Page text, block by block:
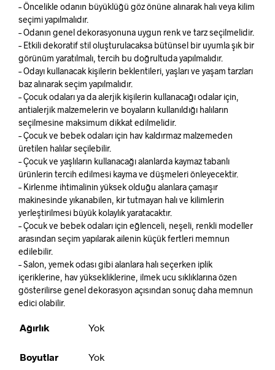
– Öncelikle odanın büyüklüğü göz önüne alınarak halı veya kilim
seçimi yapılmalıdır.
– Odanın genel dekorasyonuna uygun renk ve tarz seçilmelidir.
– Etkili dekoratif stil oluşturulacaksa bütünsel bir uyumla şık bir
görünüm yaratılmalı, tercih bu doğrultuda yapılmalıdır.
– Odayı kullanacak kişilerin beklentileri, yaşları ve yaşam tarzları
baz alınarak seçim yapılmalıdır.
– Çocuk odaları ya da alerjik kişilerin kullanacağı odalar için,
antialerjik malzemelerin ve boyaların kullanıldığı halıların
seçilmesine maksimum dikkat edilmelidir.
– Çocuk ve bebek odaları için hav kaldırmaz malzemeden
üretilen halılar seçilebilir.
– Çocuk ve yaşlıların kullanacağı alanlarda kaymaz tabanlı
ürünlerin tercih edilmesi kayma ve düşmeleri önleyecektir.
– Kirlenme ihtimalinin yüksek olduğu alanlara çamaşır
makinesinde yıkanabilen, kir tutmayan halı ve kilimlerin
yerleştirilmesi büyük kolaylık yaratacaktır.
– Çocuk ve bebek odaları için eğlenceli, neşeli, renkli modeller
arasından seçim yapılarak ailenin küçük fertleri memnun
edilebilir.
– Salon, yemek odası gibi alanlara halı seçerken iplik
içeriklerine, hav yüksekliklerine, ilmek ucu sıklıklarına özen
gösterilirse genel dekorasyon açısından sonuç daha memnun
edici olabilir.
Ağırlık Yok
Boyutlar Yok